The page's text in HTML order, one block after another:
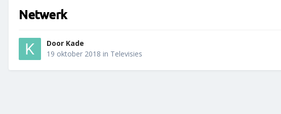
Netwerk
Door Kade
19 oktober 2018 in Televisies